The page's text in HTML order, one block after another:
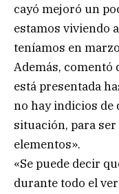
cayó mejoró un
estamos viviendo
teníamos en
Además, comentó
está presentada
no hay indicios de
situación, para
elementos».
«Se puede decir
durante todo el